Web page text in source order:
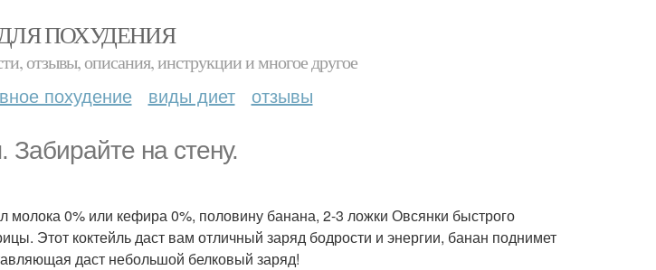
ПОХУДЕНИЯ
отзывы, описания, инструкции и многое другое
похудение виды диет отзывы
на стену.
0% или кефира 0%, половину банана, 2-3 ложки Овсянки быстрого
Этот коктейль даст вам отличный заряд бодрости и энергии, банан поднимет
даст небольшой белковый заряд!